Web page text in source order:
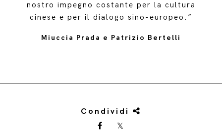
nostro impegno costante per la cultura
cinese e per il dialogo sino-europeo.”
Miuccia Prada e Patrizio Bertelli
Condividi